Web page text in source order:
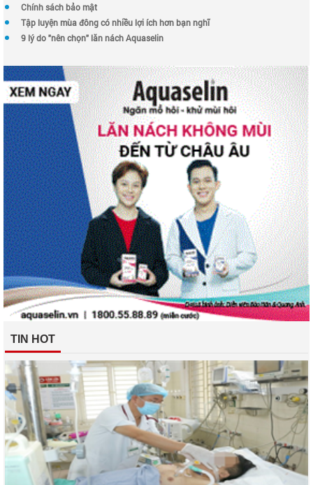
Chính sách bảo mật
Tập luyện mùa đông có nhiều lợi ích hơn bạn nghĩ
9 lý do "nên chọn" lăn nách Aquaselin
TIN HOT